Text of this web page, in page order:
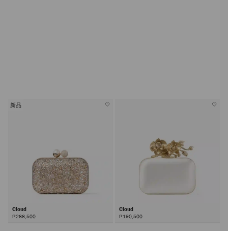
新品
Cloud
₱266,500
Cloud
₱190,500